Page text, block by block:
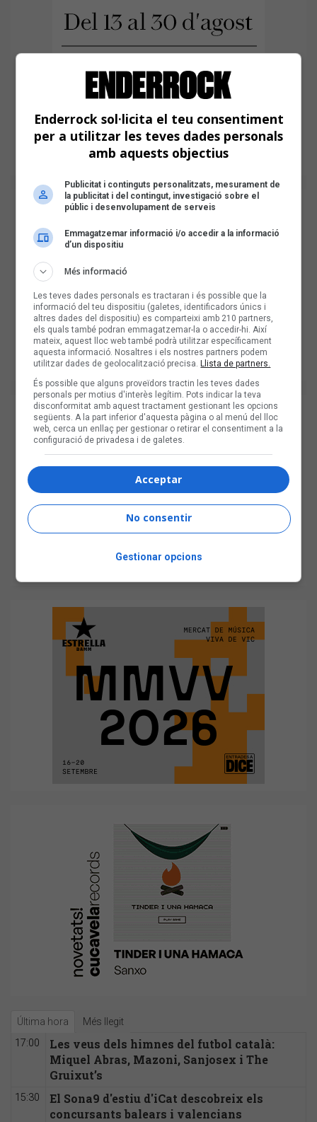
Última hora Més llegit
17:00
Les veus dels himnes del futbol català:
Miquel Abras, Mazoni, Sanjosex i The
Gruixut’s
15:30
El Sona9 d'estiu d'iCat descobreix els
concursants balears i valencians
Enderrock sol·licita el teu consentiment
per a utilitzar les teves dades personals
amb aquests objectius
Publicitat i continguts personalitzats, mesurament de
la publicitat i del contingut, investigació sobre el
públic i desenvolupament de serveis
Emmagatzemar informació i/o accedir a la informació
d’un dispositiu
Més informació
Les teves dades personals es tractaran i és possible que la
informació del teu dispositiu (galetes, identificadors únics i
altres dades del dispositiu) es comparteixi amb 210 partners,
els quals també podran emmagatzemar-la o accedir-hi. Així
mateix, aquest lloc web també podrà utilitzar específicament
aquesta informació. Nosaltres i els nostres partners podem
utilitzar dades de geolocalització precisa. Llista de partners.
És possible que alguns proveïdors tractin les teves dades
personals per motius d'interès legítim. Pots indicar la teva
disconformitat amb aquest tractament gestionant les opcions
següents. A la part inferior d'aquesta pàgina o al menú del lloc
web, cerca un enllaç per gestionar o retirar el consentiment a la
configuració de privadesa i de galetes.
Acceptar
No consentir
Gestionar opcions